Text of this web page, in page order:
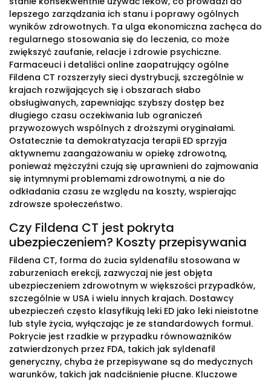
lepszego zarządzania ich stanu i poprawy ogólnych
wyników zdrowotnych. Ta ulga ekonomiczna zachęca do
regularnego stosowania się do leczenia, co może
zwiększyć zaufanie, relacje i zdrowie psychiczne.
Farmaceuci i detaliści online zaopatrujący ogólne
Fildena CT rozszerzyły sieci dystrybucji, szczególnie w
krajach rozwijających się i obszarach słabo
obsługiwanych, zapewniając szybszy dostęp bez
długiego czasu oczekiwania lub ograniczeń
przywozowych wspólnych z droższymi oryginałami.
Ostatecznie ta demokratyzacja terapii ED sprzyja
aktywnemu zaangażowaniu w opiekę zdrowotną,
ponieważ mężczyźni czują się uprawnieni do zajmowania
się intymnymi problemami zdrowotnymi, a nie do
odkładania czasu ze względu na koszty, wspierając
zdrowsze społeczeństwo.
Czy Fildena CT jest pokryta
ubezpieczeniem? Koszty przepisywania
Fildena CT, forma do żucia syldenafilu stosowana w
zaburzeniach erekcji, zazwyczaj nie jest objęta
ubezpieczeniem zdrowotnym w większości przypadków,
szczególnie w USA i wielu innych krajach. Dostawcy
ubezpieczeń często klasyfikują leki ED jako leki nieistotne
lub style życia, wyłączając je ze standardowych formuł.
Pokrycie jest rzadkie w przypadku równoważników
zatwierdzonych przez FDA, takich jak syldenafil
generyczny, chyba że przepisywane są do medycznych
warunków, takich jak nadciśnienie płucne. Kluczowe